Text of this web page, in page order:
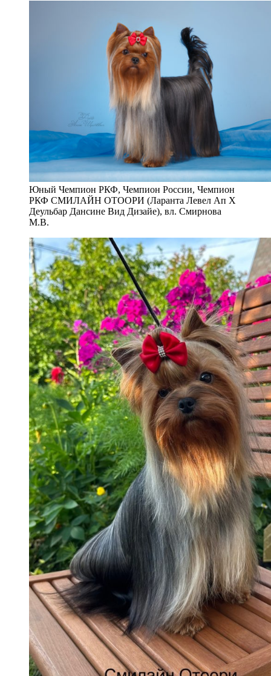
Юный Чемпион РКФ, Чемпион России, Чемпион
РКФ СМИЛАЙН ОТООРИ (Ларанта Левел Ап Х
Деульбар Дансине Вид Дизайе), вл. Смирнова
М.В.